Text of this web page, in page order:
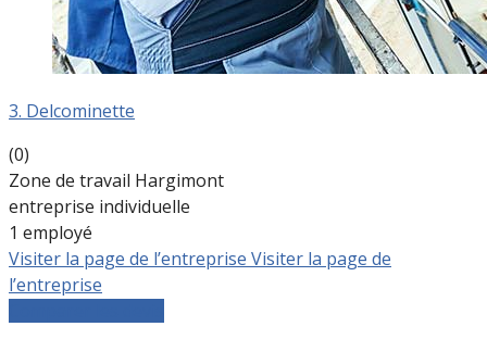
3. Delcominette
(0)
Zone de travail Hargimont
entreprise individuelle
1 employé
Visiter la page de l’entreprise Visiter la page de
l’entreprise